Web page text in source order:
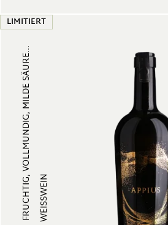
LIMITIERT
FRUCHTIG, VOLLMUNDIG, MILDE SÄURE... WEISSWEIN